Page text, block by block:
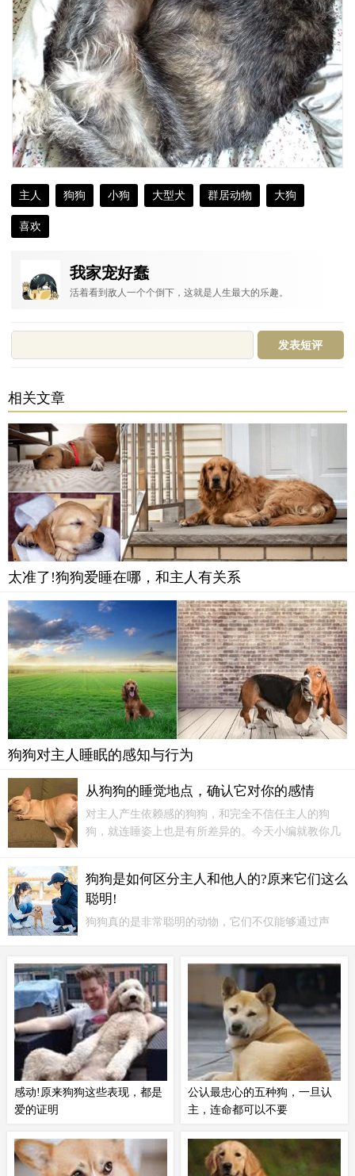
主人 狗狗 小狗 大型犬 群居动物 大狗
喜欢
我家宠好蠢
活着看到敌人一个个倒下，这就是人生最大的乐趣。
相关文章
太准了!狗狗爱睡在哪，和主人有关系
狗狗对主人睡眠的感知与行为
从狗狗的睡觉地点，确认它对你的感情
对主人产生依赖感的狗狗，和完全不信任主人的狗
狗，就连睡姿上也是有所差异的。今天小编就教你几
算主人不在身边...
狗狗是如何区分主人和他人的?原来它们这么
聪明!
狗狗真的是非常聪明的动物，它们不仅能够通过声
有趣的话题。一、通过声音和说话方式分辨主人狗狗
的听觉非常灵敏，它们能够准确地分辨出主人的声音
和说话方式。
感动!原来狗狗这些表现，都是
爱的证明
现的话，其实就是爱主人的证明，
下面一起来看看你家狗狗有几个
公认最忠心的五种狗，一旦认
主，连命都可以不要
字。今天就来说说这五种狗狗，一
旦养了，它这辈子就只会认定你一